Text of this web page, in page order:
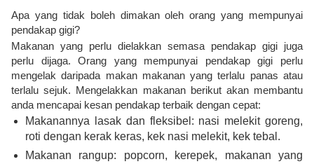
Apa yang tidak boleh dimakan oleh orang yang mempunyai
pendakap gigi?
Makanan yang perlu dielakkan semasa pendakap gigi juga
perlu dijaga. Orang yang mempunyai pendakap gigi perlu
mengelak daripada makan makanan yang terlalu panas atau
terlalu sejuk. Mengelakkan makanan berikut akan membantu
anda mencapai kesan pendakap terbaik dengan cepat:
Makanannya lasak dan fleksibel: nasi melekit goreng,
roti dengan kerak keras, kek nasi melekit, kek tebal.
Makanan rangup: popcorn, kerepek, makanan yang